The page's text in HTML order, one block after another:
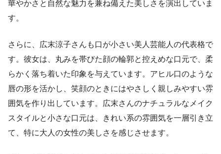
華やかさと自然な魅力を兼ね備えた美しさを演出していま
す。
さらに、広末涼子さんも口が小さい美人芸能人の代表格で
す。彼女は、丸みを帯びた顔の輪郭と控えめな口元で、柔
らかく落ち着いた印象を与えています。アヒル口のような
唇の形を活かし、笑顔のときにはやさしく親しみやすい雰
囲気を作り出しています。広末さんのナチュラルなメイク
スタイルと小さな口元は、きれい系の雰囲気を一層引き立
て、特に大人の女性の美しさを感じさせます。